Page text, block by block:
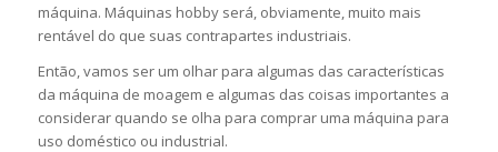
máquina. Máquinas hobby será, obviamente, muito mais
rentável do que suas contrapartes industriais.
Então, vamos ser um olhar para algumas das características
da máquina de moagem e algumas das coisas importantes a
considerar quando se olha para comprar uma máquina para
uso doméstico ou industrial.